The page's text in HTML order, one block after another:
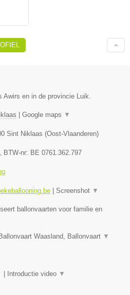
en in de provincie Luik.
| Google maps ▼
Sint Niklaas (Oost-Vlaanderen)
, BTW-nr: BE 0761.362.797
| Screenshot ▼
ballonvaarten voor familie en
Waasland, Ballonvaart ▼
| Introductie video ▼